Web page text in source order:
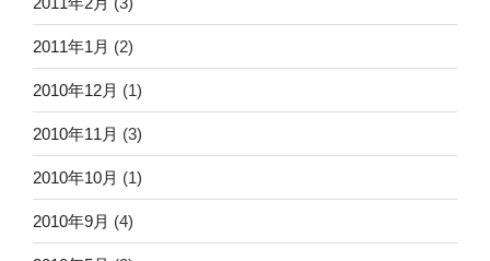
2011年1月 (2)
2010年12月 (1)
2010年11月 (3)
2010年10月 (1)
2010年9月 (4)